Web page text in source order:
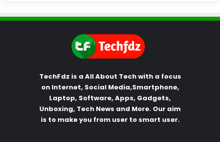
TechFdz is a All About Tech with a focus
on Internet, Social Media,Smartphone,
Laptop, Software, Apps, Gadgets,
Unboxing, Tech News and More. Our aim
is to make you from user to smart user.